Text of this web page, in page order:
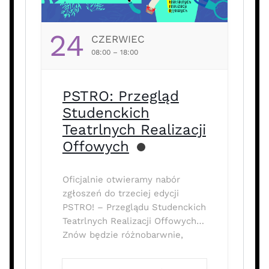
24 CZERWIEC
08:00 – 18:00
PSTRO: Przegląd
Studenckich
Teatrlnych Realizacji
Offowych
Oficjalnie otwieramy nabór
zgłoszeń do trzeciej edycji
PSTRO! – Przeglądu Studenckich
Teatrlnych Realizacji Offowych
Znów będzie różnobarwnie,